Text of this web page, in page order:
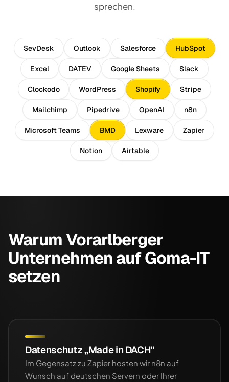
sprechen.
SevDesk Outlook Salesforce HubSpot
Excel DATEV Google Sheets Slack
Clockodo WordPress Shopify Stripe
Mailchimp Pipedrive OpenAI n8n
Microsoft Teams BMD Lexware Zapier
Notion Airtable
Warum Vorarlberger
Unternehmen auf Goma-IT
setzen
Datenschutz „Made in DACH"
Im Gegensatz zu Zapier hosten wir n8n auf
Wunsch auf deutschen Servern oder Ihrer